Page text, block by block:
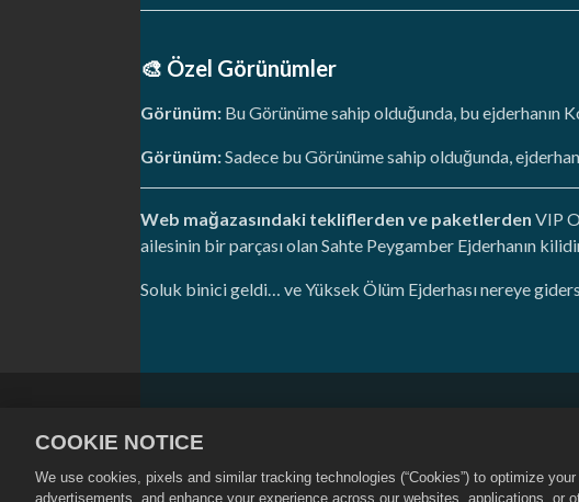
🎨 Özel Görünümler
Görünüm: Bu Görünüme sahip olduğunda, bu ejderhanın
Görünüm:Sadece bu Görünüme sahip olduğunda,
Web mağazasındaki tekliflerden ve paketlerden VIP
ailesinin bir parçası olan Sahte Peygamber Ejderhanın
Soluk binici geldi… ve Yüksek Ölüm Ejderhası nereye
Social Point S.L. Dragon City ve Dragon City
COOKIE NOTICE
We use cookies, pixels and similar tracking technologies (“Cookies”) to optimize
advertisements, and enhance your experience across our websites, applications, or